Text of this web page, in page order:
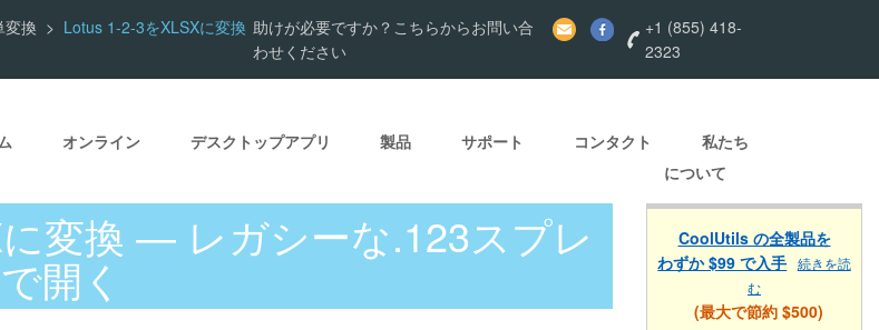
換 Lotus 1-2-3をXLSXに変換 助けが必要ですか？こちらからお問い合
わせください
+1 (855) 418-
2323
オンライン デスクトップアプリ 製品 サポート コンタクト
私たち
について
変換 — レガシーな.123スプレ
開く
CoolUtils の全製品を
わずか $99 で入手 続きを読
む
(最大で節約 $500)